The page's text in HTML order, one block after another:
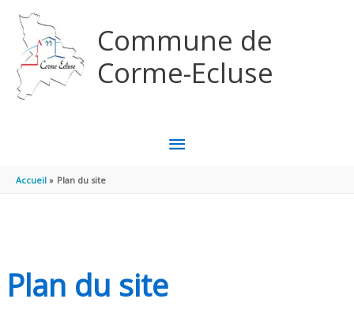
Commune de
Corme-Ecluse
MENU
Accueil Plan du site
Plan du site